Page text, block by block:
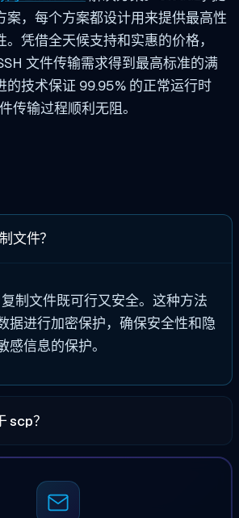
案，每个方案都设计用来提供最高性
凭借全天候支持和实惠的价格，
文件传输需求得到最高标准的满
的技术保证 99.95% 的正常运行时
传输过程顺利无阻。
文件？
制文件既可行又安全。这种方法
据进行加密保护，确保安全性和隐
信息的保护。
scp？